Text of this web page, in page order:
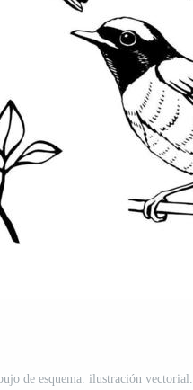
de esquema. ilustración vectorial.